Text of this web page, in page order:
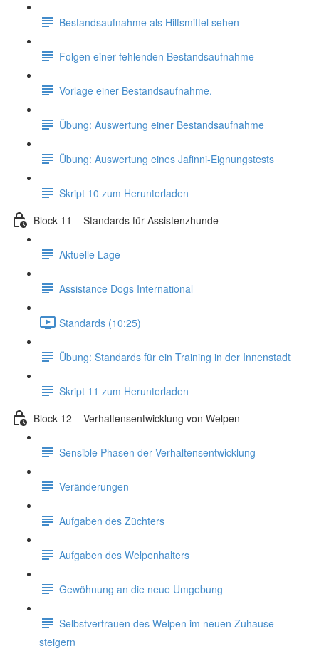
Bestandsaufnahme als Hilfsmittel sehen
Folgen einer fehlenden Bestandsaufnahme
Vorlage einer Bestandsaufnahme.
Übung: Auswertung einer Bestandsaufnahme
Übung: Auswertung eines Jafinni-Eignungstests
Skript 10 zum Herunterladen
Block 11 – Standards für Assistenzhunde
Aktuelle Lage
Assistance Dogs International
Standards (10:25)
Übung: Standards für ein Training in der Innenstadt
Skript 11 zum Herunterladen
Block 12 – Verhaltensentwicklung von Welpen
Sensible Phasen der Verhaltensentwicklung
Veränderungen
Aufgaben des Züchters
Aufgaben des Welpenhalters
Gewöhnung an die neue Umgebung
Selbstvertrauen des Welpen im neuen Zuhause
steigern